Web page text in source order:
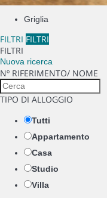
Griglia
FILTRI FILTRI
FILTRI
Nuova ricerca
Nº RIFERIMENTO/ NOME
TIPO DI ALLOGGIO
Tutti
Appartamento
Casa
Studio
Villa